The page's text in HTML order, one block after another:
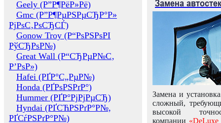
Geely (Р”Р¶РёР»Рё)
Gmc (Р”Р¶РµРЅРµСЂР°Р»
РјРѕС‚РѕСЂСЃ)
Gonow Troy (Р“РѕРЅРѕРІ
РўСЂРѕР№)
Great Wall (Р“СЂРµР№С‚
Р’РѕР»)
Hafei (РҐР°С„РµР№)
Honda (РҐРѕРЅРґР°)
Hummer (РҐР°РјРјРµСЂ)
Hyndai (РҐСЋРЅРґР°Р№,
РҐСѓРЅРґР°Р№)
Замена
Замена и
сложный,
высокой
компании «DeLuxe